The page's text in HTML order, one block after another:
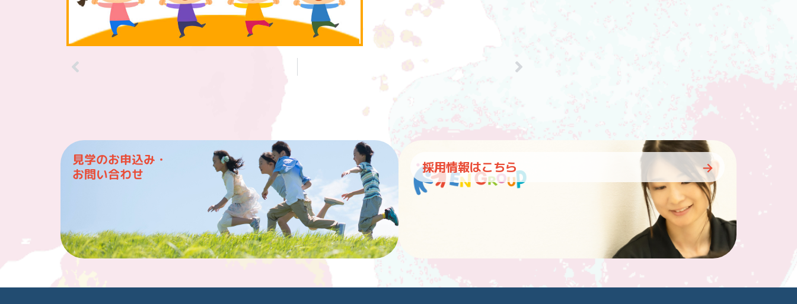
見学のお申込み・
お問い合わせ
採用情報はこちら